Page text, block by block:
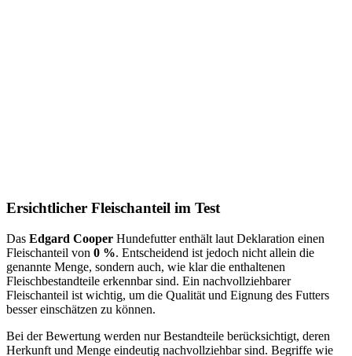
Ersichtlicher Fleischanteil im Test
Das Edgard Cooper Hundefutter enthält laut Deklaration einen
Fleischanteil von 0 %. Entscheidend ist jedoch nicht allein die
genannte Menge, sondern auch, wie klar die enthaltenen
Fleischbestandteile erkennbar sind. Ein nachvollziehbarer
Fleischanteil ist wichtig, um die Qualität und Eignung des Futters
besser einschätzen zu können.
Bei der Bewertung werden nur Bestandteile berücksichtigt, deren
Herkunft und Menge eindeutig nachvollziehbar sind. Begriffe wie